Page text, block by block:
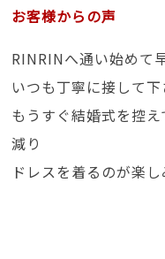
お客様からの声
RINRINへ通い始めて
いつも丁寧に接して下
もうすぐ結婚式を控
減り
ドレスを着るのが楽